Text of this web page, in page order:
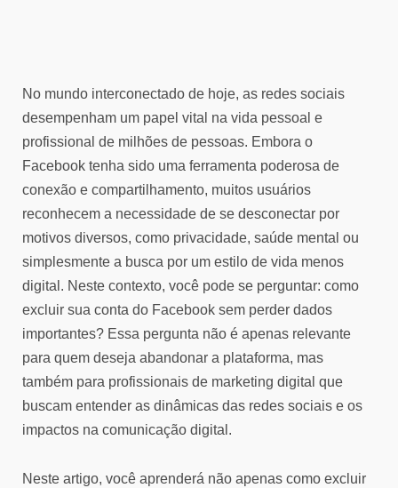
No mundo interconectado de hoje, as redes sociais
desempenham um papel vital na vida pessoal e
profissional de milhões de pessoas. Embora o
Facebook tenha sido uma ferramenta poderosa de
conexão e compartilhamento, muitos usuários
reconhecem a necessidade de se desconectar por
motivos diversos, como privacidade, saúde mental ou
simplesmente a busca por um estilo de vida menos
digital. Neste contexto, você pode se perguntar: como
excluir sua conta do Facebook sem perder dados
importantes? Essa pergunta não é apenas relevante
para quem deseja abandonar a plataforma, mas
também para profissionais de marketing digital que
buscam entender as dinâmicas das redes sociais e os
impactos na comunicação digital.
Neste artigo, você aprenderá não apenas como excluir